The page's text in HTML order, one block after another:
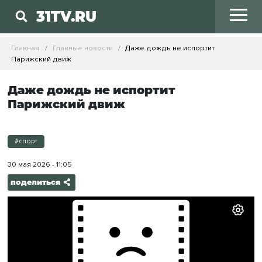
31TV.RU
Главная Главные новости
Даже дождь не испортит
Парижский движ
Даже дождь не испортит
Парижский движ
#спорт
30 мая 2026 - 11:05
поделиться